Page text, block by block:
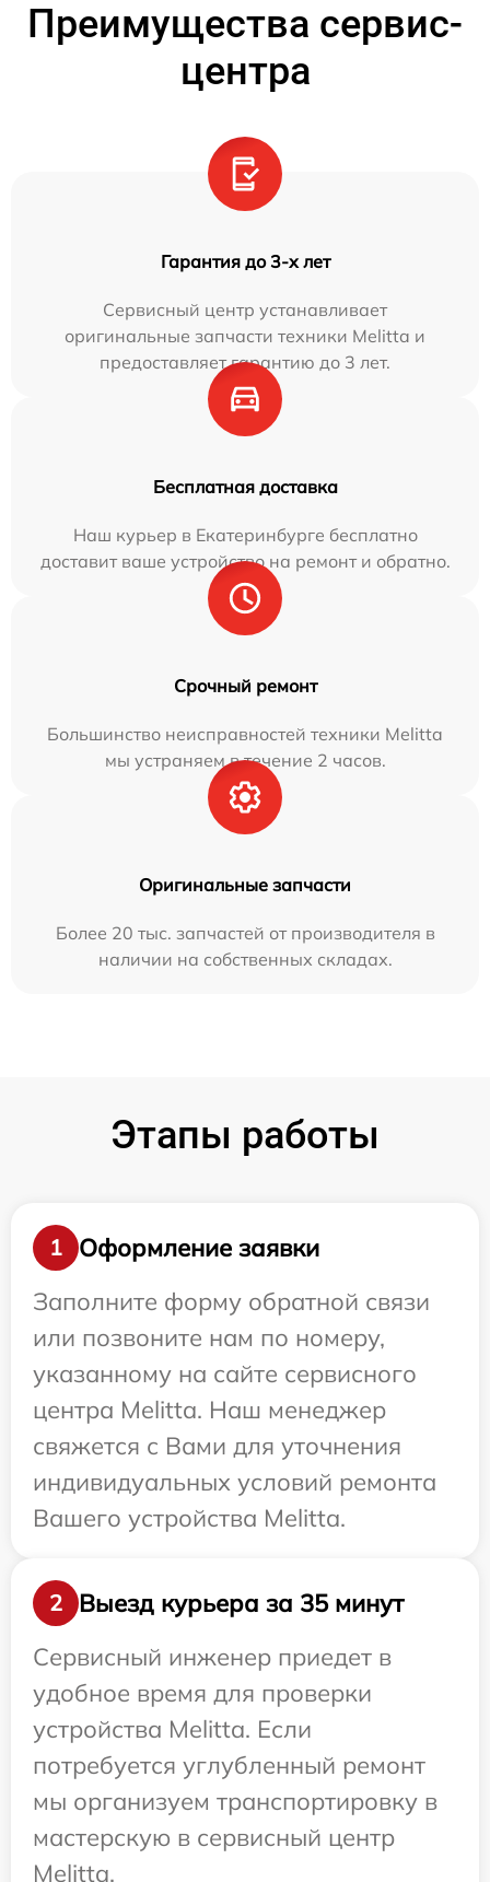
Преимущества сервис-
центра
Гарантия до 3-х лет
Сервисный центр устанавливает
оригинальные запчасти техники Melitta и
предоставляет гарантию до 3 лет.
Бесплатная доставка
Наш курьер в Екатеринбурге бесплатно
доставит ваше устройство на ремонт и обратно.
Срочный ремонт
Большинство неисправностей техники Melitta
мы устраняем в течение 2 часов.
Оригинальные запчасти
Более 20 тыс. запчастей от производителя в
наличии на собственных складах.
Этапы работы
1
Оформление заявки
Заполните форму обратной связи
или позвоните нам по номеру,
указанному на сайте сервисного
центра Melitta. Наш менеджер
свяжется с Вами для уточнения
индивидуальных условий ремонта
Вашего устройства Melitta.
2
Выезд курьера за 35 минут
Сервисный инженер приедет в
удобное время для проверки
устройства Melitta. Если
потребуется углубленный ремонт
мы организуем транспортировку в
мастерскую в сервисный центр
Melitta.